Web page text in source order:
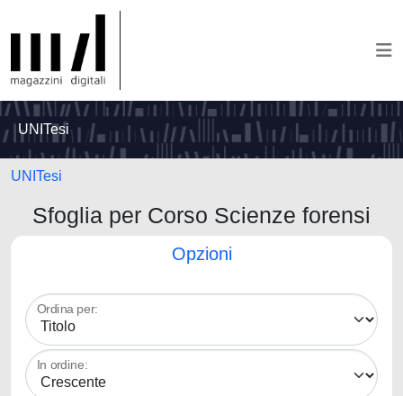
UNITesi
UNITesi
Sfoglia per Corso Scienze forensi
Opzioni
Ordina per:
In ordine: